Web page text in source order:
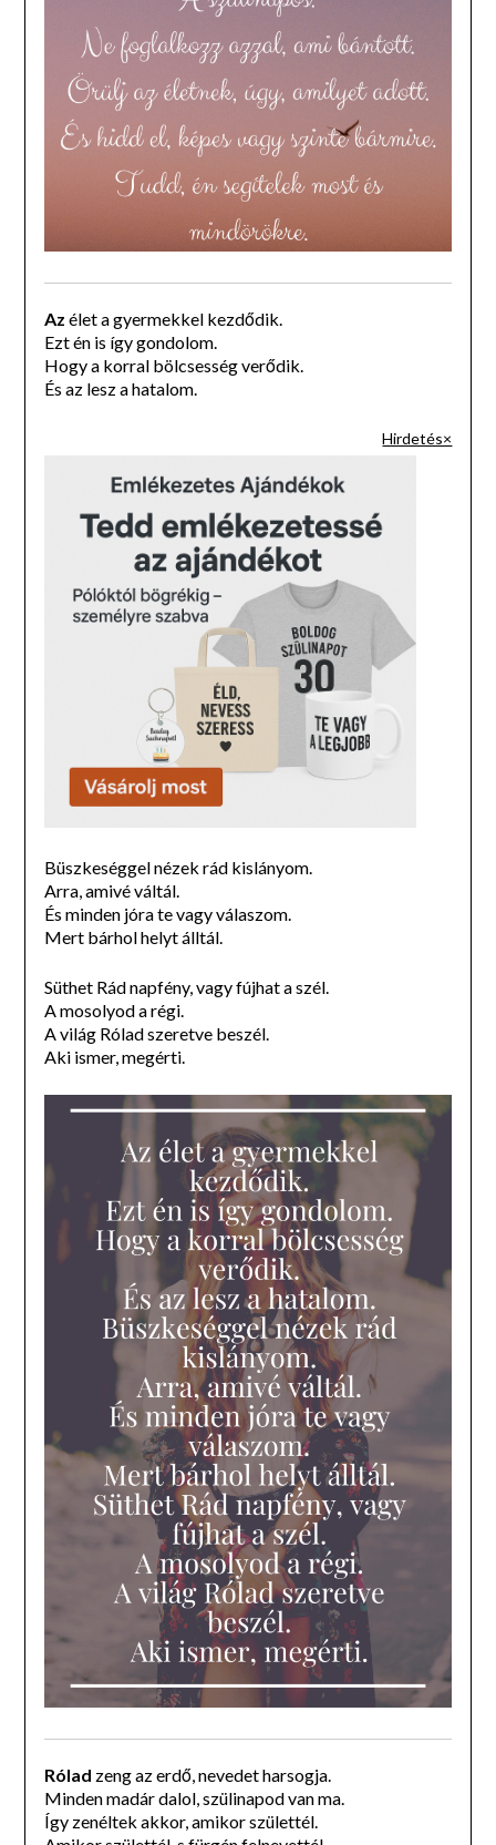
Az élet a gyermekkel kezdődik.
Ezt én is így gondolom.
Hogy a korral bölcsesség verődik.
És az lesz a hatalom.
Büszkeséggel nézek rád kislányom.
Arra, amivé váltál.
És minden jóra te vagy válaszom.
Mert bárhol helyt álltál.
Süthet Rád napfény, vagy fújhat a szél.
A mosolyod a régi.
A világ Rólad szeretve beszél.
Aki ismer, megérti.
Rólad zeng az erdő, nevedet harsogja.
Minden madár dalol, szülinapod van ma.
Így zenéltek akkor, amikor születtél.